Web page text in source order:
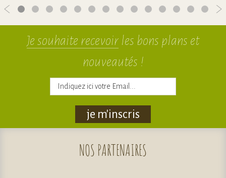
Je souhaite recevoirles bons plans et
nouveautés !
je m'inscris
NOS PARTENAIRES